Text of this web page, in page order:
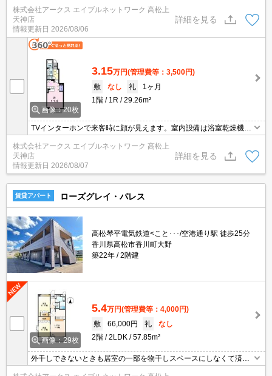
けずに顔を確認できるモニター付きインターホンが付いておりま
す。バルコニー付きのアパートで、用途に合わせて活用できます。
こちらの物件では、駐車場が月額4400円でご利用いただけます。
株式会社アークス エイブルネットワーク 高松上
天神店
情報更新日 2026/08/06
詳細を見る
画像：20枚
3.15万円(管理費等：3,500円)
敷
なし 礼
1ヶ月
1階
1R 29.26m²
TVインターホンで来客時に顔が見えます。室内設備は浴室乾燥機・
のTVをお持ちなら、契約のみでBS視聴可能です。ワンルームをお
探しなら広くてきれいなお部屋があります。駐輪場付きのアパート
です。住みやすさが満載でイチオシのアパートはこちらです。
株式会社アークス エイブルネットワーク 高松上
天神店
情報更新日 2026/08/07
詳細を見る
賃貸アパート ローズグレイ・パレス
高松琴平電気鉄道<こと･･･/空港通り駅 徒歩25分
香川県高松市香川町大野
築22年
2階建
画像：29枚
5.4万円(管理費等：4,000円)
敷
66,000円 礼
なし
2階
2LDK 57.85m²
外干しできないときも居室の一部を物干しスペースにしなくて済